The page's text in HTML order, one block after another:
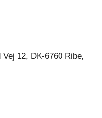
12, DK-6760 Ribe,